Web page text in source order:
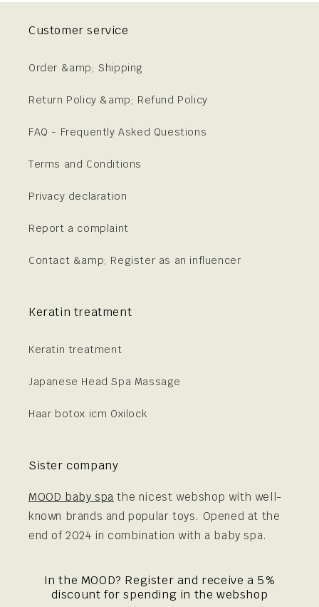
Customer service
Order &amp; Shipping
Return Policy &amp; Refund Policy
FAQ - Frequently Asked Questions
Terms and Conditions
Privacy declaration
Report a complaint
Contact &amp; Register as an influencer
Keratin treatment
Keratin treatment
Japanese Head Spa Massage
Haar botox icm Oxilock
Sister company
MOOD baby spa the nicest webshop with well-
known brands and popular toys. Opened at the
end of 2024 in combination with a baby spa.
In the MOOD? Register and receive a 5%
discount for spending in the webshop